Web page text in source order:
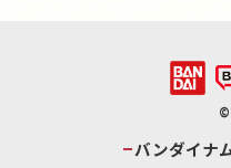
バンダイナ